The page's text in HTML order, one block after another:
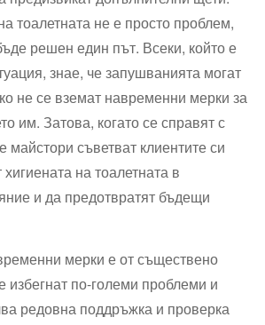
тоалетната не е просто проблем,
решен един път. Всеки, който е
знае, че запушванията могат
не се вземат навременни мерки за
им. Затова, когато се справят с
съветват клиентите си
на тоалетната в
и да предотвратят бъдещи
мерки е от съществено
избегнат по-големи проблеми и
редовна поддръжка и проверка